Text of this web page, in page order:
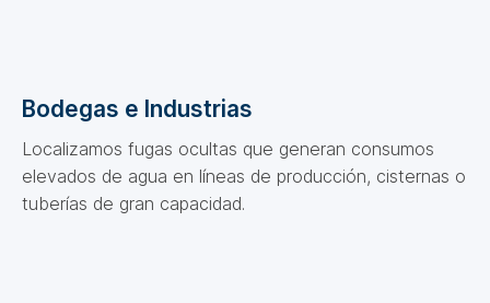
Bodegas e Industrias
Localizamos fugas ocultas que generan consumos
elevados de agua en líneas de producción, cisternas o
tuberías de gran capacidad.